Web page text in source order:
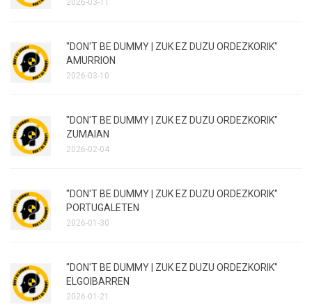
"DON'T BE DUMMY | ZUK EZ DUZU ORDEZKORIK"
AMURRION
2026-03-10
"DON'T BE DUMMY | ZUK EZ DUZU ORDEZKORIK"
ZUMAIAN
2026-02-04
"DON'T BE DUMMY | ZUK EZ DUZU ORDEZKORIK"
PORTUGALETEN
2026-01-30
"DON'T BE DUMMY | ZUK EZ DUZU ORDEZKORIK"
ELGOIBARREN
2026-01-21